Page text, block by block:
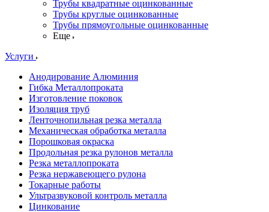
Трубы квадратные оцинкованные
Трубы круглые оцинкованные
Трубы прямоугольные оцинкованные
Еще
Услуги
Анодирование Алюминия
Гибка Металлопроката
Изготовление поковок
Изоляция труб
Ленточнопильная резка металла
Механическая обработка металла
Порошковая окраска
Продольная резка рулонов металла
Резка металлопроката
Резка нержавеющего рулона
Токарные работы
Ультразвуковой контроль металла
Цинкование